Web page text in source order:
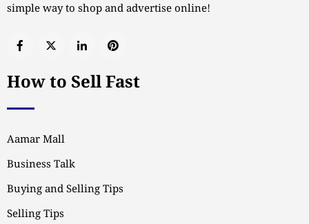
simple way to shop and advertise online!
How to Sell Fast
Aamar Mall
Business Talk
Buying and Selling Tips
Selling Tips